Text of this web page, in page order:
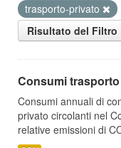
trasporto-privato
Risultato del Filtro
Consumi
Consumi annuali di
privato circolanti nel
relative emissioni di